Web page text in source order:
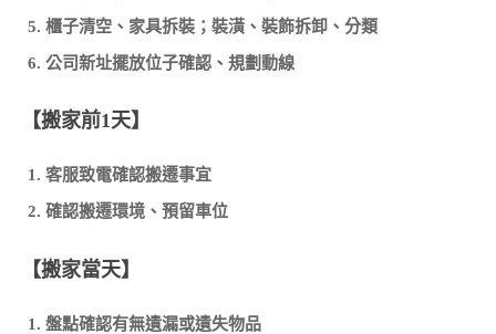
櫃子清空、家具拆裝；裝潢、裝飾拆卸、分類
公司新址擺放位子確認、規劃動線
【搬家前1天】
客服致電確認搬遷事宜
確認搬遷環境、預留車位
【搬家當天】
盤點確認有無遺漏或遺失物品